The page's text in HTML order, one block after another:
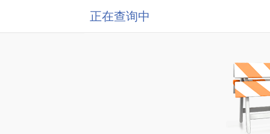
正在查询中